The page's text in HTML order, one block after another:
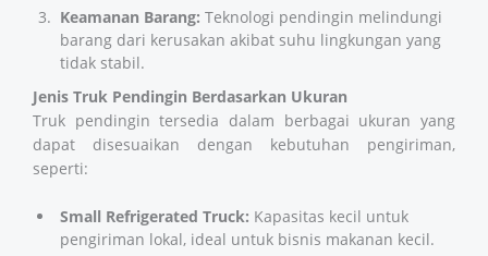
Keamanan Barang: Teknologi pendingin melindungi
barang dari kerusakan akibat suhu lingkungan yang
tidak stabil.
Jenis Truk Pendingin Berdasarkan Ukuran
Truk pendingin tersedia dalam berbagai ukuran yang
dapat disesuaikan dengan kebutuhan pengiriman,
seperti:
Small Refrigerated Truck: Kapasitas kecil untuk
pengiriman lokal, ideal untuk bisnis makanan kecil.